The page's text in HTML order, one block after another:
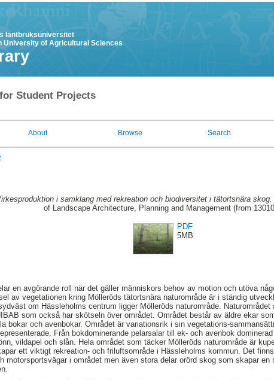
lantbruksuniversitet
University of Agricultural Sciences
Student Projects
About Browse Search
i samklang med rekreation och biodiversitet i tätortsnära skog.
of Landscape Architecture, Planning and Management (from
PDF
5MB
en avgörande roll när det gäller människors behov av motion och utöva
av vegetationen kring Mölleröds tätortsnära naturområde är i ständig
om Hässleholms centrum ligger Mölleröds naturområde.
som också har skötseln över området. Området består av äldre ekar
bokar och avenbokar. Området är variationsrik i sin vegetations-
Från bokdominerande pelarsalar till ek- och avenbok
vildapel och slån. Hela området som täcker Mölleröds naturområde är
ett viktigt rekreation- och friluftsområde i Hässleholms kommun. Det
motorsportsvägar i området men även stora delar orörd skog som skapar